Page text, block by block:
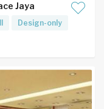
Jaya
Design-only